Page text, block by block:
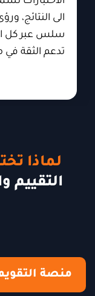
الى
سلس عبر كل
تدعم الثقة في
لماذا
التقييم
منصة التقويم